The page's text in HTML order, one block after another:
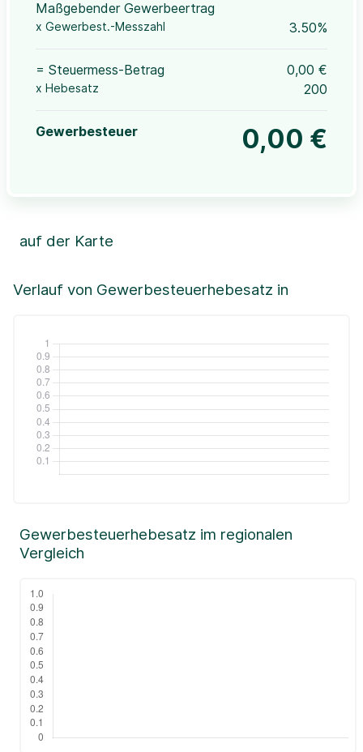
Maßgebender Gewerbeertrag
x Gewerbest.-Messzahl 3.50%
= Steuermess-Betrag 0,00 €
x Hebesatz 200
Gewerbesteuer 0,00 €
Verlauf von Gewerbesteuerhebesatz in
auf der Karte
+
Leaflet|©OpenStreetMap, ©CartoDB,
Gewerbesteuerhebesatz im regionalen
Vergleich